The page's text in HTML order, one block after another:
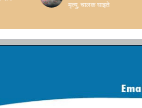
मृत्यु, चालक घाइते